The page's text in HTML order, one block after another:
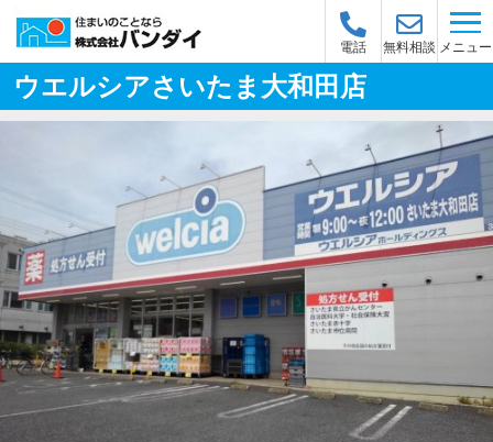
電話 無料相談 メニュー
ウエルシアさいたま大和田店